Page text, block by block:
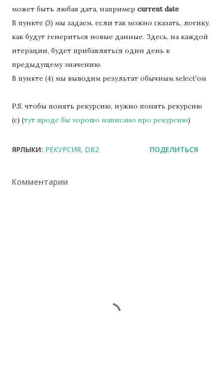
может быть любая дата, например current date
В пункте (3) мы задаем. если так можно сказать, логику.
как будут генериться новые данные. Здесь, на каждой
итерации, будет прибавляться один день к
предыдущему значению.
В пункте (4) мы выводим результат обычным select'ом
P.S. чтобы понять рекурсию, нужно понять рекурсию
(с) (тут вроде бы хорошо написано про рекурсию)
ЯРЛЫКИ: РЕКУРСИЯ DB2 ПОДЕЛИТЬСЯ
Комментарии